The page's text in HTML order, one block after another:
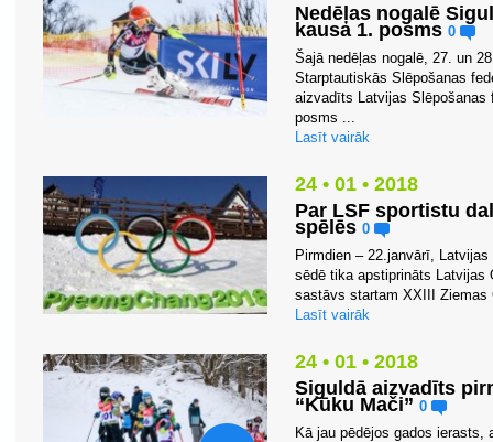
Nedēļas nogalē
kausa 1. posms 0
Šajā nedēļas nogalē, 27. un
Starptautiskās Slēpošanas
aizvadīts Latvijas
posms ...
Lasīt vairāk
24 • 01 • 2018
Par LSF sportistu
spēlēs 0
Pirmdien – 22.janvārī,
sēdē tika apstiprināts Latvijas
sastāvs startam XXIII
Lasīt vairāk
24 • 01 • 2018
Siguldā aizvadīts
“Kūku Mači” 0
Kā jau pēdējos gados